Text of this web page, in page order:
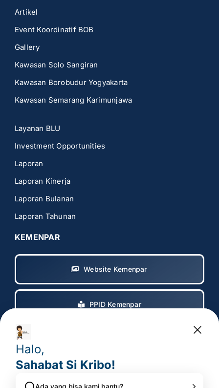
Artikel
Event Koordinatif BOB
Gallery
Kawasan Solo Sangiran
Kawasan Borobudur Yogyakarta
Kawasan Semarang Karimunjawa
Layanan BLU
Investment Opportunities
Laporan
Laporan Kinerja
Laporan Bulanan
Laporan Tahunan
KEMENPAR
Website Kemenpar
PPID Kemenpar
Copyright 2017 – 2025 © All rights reserved. • Badan
Pelaksana Otorita Borobudur